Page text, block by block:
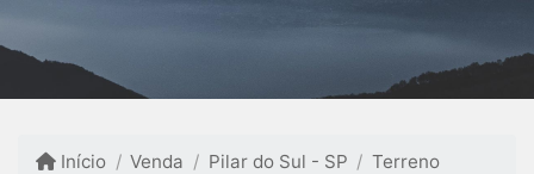
Início Venda Pilar do Sul - SP
Terreno